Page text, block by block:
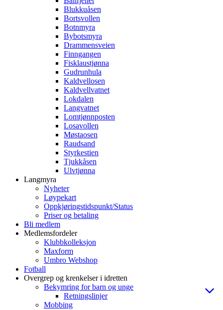
Blukkuåsen
Bortsvollen
Botnmyra
Bybotsmyra
Drammensveien
Finngangen
Fisklaustjønna
Gudrunhula
Kaldvellosen
Kaldvellvatnet
Lokdalen
Langvatnet
Lomtjønnposten
Losavollen
Møstaosen
Raudsand
Styrkestien
Tjukkåsen
Ulvtjønna
Langmyra
Nyheter
Løypekart
Oppkjøringstidspunkt/Status
Priser og betaling
Bli medlem
Medlemsfordeler
Klubbkolleksjon
Maxform
Umbro Webshop
Fotball
Overgrep og krenkelser i idretten
Bekymring for barn og unge
Retningslinjer
Mobbing